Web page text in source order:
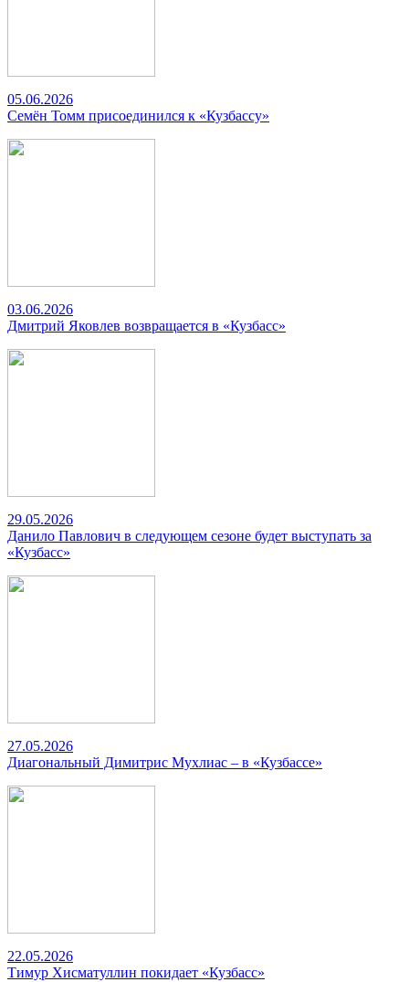
05.06.2026
Семён Томм присоединился к «Кузбассу»
03.06.2026
Дмитрий Яковлев возвращается в «Кузбасс»
29.05.2026
Данило Павлович в следующем сезоне будет выступать за
«Кузбасс»
27.05.2026
Диагональный Димитрис Мухлиас – в «Кузбассе»
22.05.2026
Тимур Хисматуллин покидает «Кузбасс»